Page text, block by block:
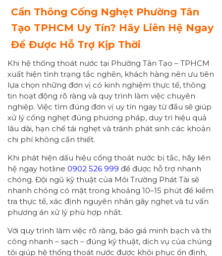
Cần Thông Cống Nghẹt Phường Tân
Tạo TPHCM Uy Tín? Hãy Liên Hệ Ngay
Để Được Hỗ Trợ Kịp Thời
Khi hệ thống thoát nước tại Phường Tân Tạo – TPHCM
xuất hiện tình trạng tắc nghẽn, khách hàng nên ưu tiên
lựa chọn những đơn vị có kinh nghiệm thực tế, thông
tin hoạt động rõ ràng và quy trình làm việc chuyên
nghiệp. Việc tìm đúng đơn vị uy tín ngay từ đầu sẽ giúp
xử lý cống nghẹt đúng phương pháp, duy trì hiệu quả
lâu dài, hạn chế tái nghẹt và tránh phát sinh các khoản
chi phí không cần thiết.
Khi phát hiện dấu hiệu cống thoát nước bị tắc, hãy liên
hệ ngay hotline 0902 526 999 để được hỗ trợ nhanh
chóng. Đội ngũ kỹ thuật của Môi Trường Phát Tài sẽ
nhanh chóng có mặt trong khoảng 10–15 phút để kiểm
tra thực tế, xác định nguyên nhân gây nghẹt và tư vấn
phương án xử lý phù hợp nhất.
Với quy trình làm việc rõ ràng, báo giá minh bạch và thi
công nhanh – sạch – đúng kỹ thuật, dịch vụ của chúng
tôi giúp hệ thống thoát nước được khôi phục ổn định,